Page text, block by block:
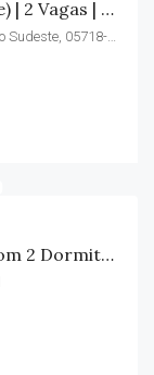
Apartamento 2 Dormitórios (1 Suíte) | 2 Vagas | Vila Andrade | Condomínio Incluso – R$ 5.000
Rua Olavo Leite, Vila Andrade, São Paulo, Região Sudeste, 05718-300, Brasil
Excelente Apartamento De 70m² Com 2 Dormitórios Na Vila Andrade – Condomínio Incluso